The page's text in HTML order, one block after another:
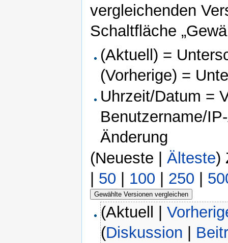
vergleichenden
Schaltfläche
(Aktuell) =
(Vorherige) =
Uhrzeit/Datum =
Benutzername/
Änderung
(Neueste | Älteste)
50 100 250
(Aktuell |
(Diskussion